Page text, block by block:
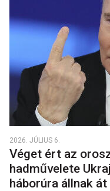
2026. JÚLIUS 6.
Véget ért az
hadművelete
háborúra állnak át